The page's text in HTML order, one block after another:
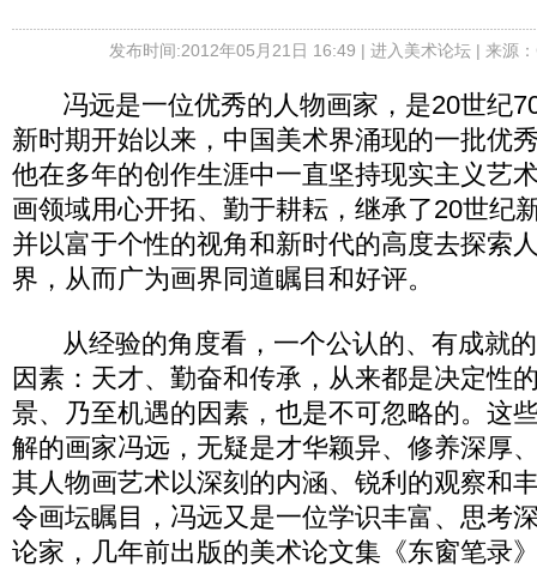
发布时间:2012年05月21日 16:49 | 进入美术论坛| 来源
冯远是一位优秀的人物画家，是20世纪70
新时期开始以来，中国美术界涌现的一批优
他在多年的创作生涯中一直坚持现实主义艺
画领域用心开拓、勤于耕耘，继承了20世纪
并以富于个性的视角和新时代的高度去探索
界，从而广为画界同道瞩目和好评。
从经验的角度看，一个公认的、有成就的
因素：天才、勤奋和传承，从来都是决定性
景、乃至机遇的因素，也是不可忽略的。这
解的画家冯远，无疑是才华颖异、修养深厚
其人物画艺术以深刻的内涵、锐利的观察和
令画坛瞩目，冯远又是一位学识丰富、思考
论家，几年前出版的美术论文集《东窗笔录